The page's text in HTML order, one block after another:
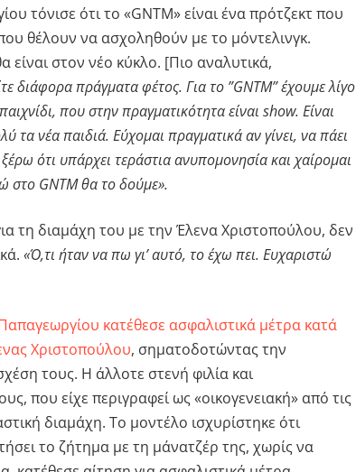
τόνισε ότι το «GNTM» είναι ένα πρότζεκτ που
θέλουν να ασχοληθούν με το μόντελινγκ.
είναι στον νέο κύκλο. [Πιο αναλυτικά,
διάφορα πράγματα φέτος. Για το ”GNTM” έχουμε λίγο
που στην πραγματικότητα είναι show. Είναι
τα νέα παιδιά. Εύχομαι πραγματικά αν γίνει, να πάει
ότι υπάρχει τεράστια ανυπομονησία και χαίρομαι
στο GNTM θα το δούμε».
τη διαμάχη του με την Έλενα Χριστοπούλου, δεν
«Ό,τι ήταν να πω γι’ αυτό, το έχω πει. Ευχαριστώ
κατέθεσε ασφαλιστικά μέτρα κατά
Χριστοπούλου, σηματοδοτώντας την
τους. Η άλλοτε στενή φιλία και
που είχε περιγραφεί ως «οικογενειακή» από τις
διαμάχη. Το μοντέλο ισχυρίστηκε ότι
το ζήτημα με τη μάνατζέρ της, χωρίς να